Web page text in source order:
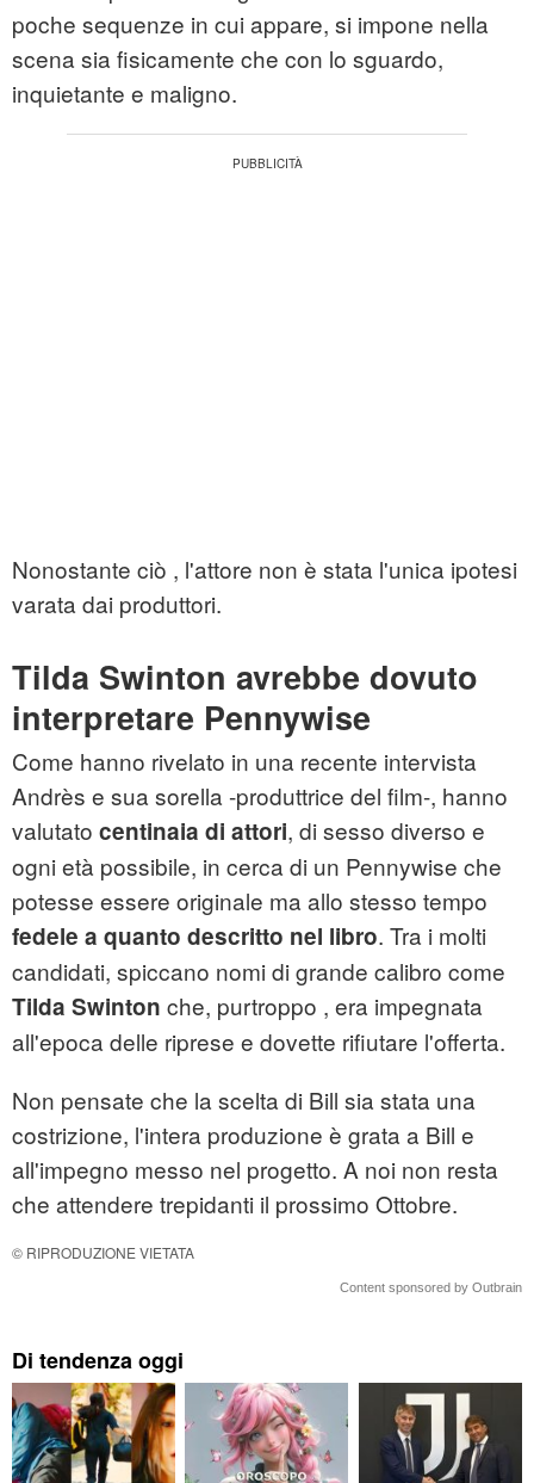
poche sequenze in cui appare, si impone nella
scena sia fisicamente che con lo sguardo,
inquietante e maligno.
Nonostante ciò , l'attore non è stata l'unica ipotesi
varata dai produttori.
Tilda Swinton avrebbe dovuto
interpretare Pennywise
Come hanno rivelato in una recente intervista
Andrès e sua sorella -produttrice del film-, hanno
valutato centinaia di attori, di sesso diverso e
ogni età possibile, in cerca di un Pennywise che
potesse essere originale ma allo stesso tempo
fedele a quanto descritto nel libro. Tra i molti
candidati, spiccano nomi di grande calibro come
Tilda Swinton che, purtroppo , era impegnata
all'epoca delle riprese e dovette rifiutare l'offerta.
Non pensate che la scelta di Bill sia stata una
costrizione, l'intera produzione è grata a Bill e
all'impegno messo nel progetto. A noi non resta
che attendere trepidanti il prossimo Ottobre.
© RIPRODUZIONE VIETATA
Content sponsored by Outbrain
Di tendenza oggi